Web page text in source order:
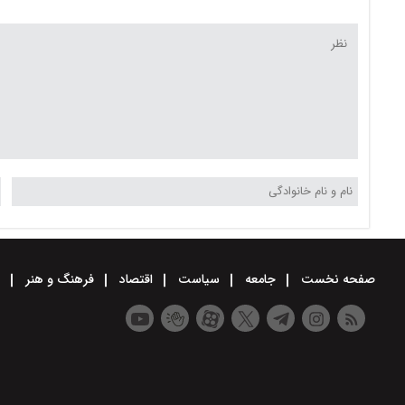
صفحه نخست جامعه سیاست اقتصاد فرهنگ و هنر